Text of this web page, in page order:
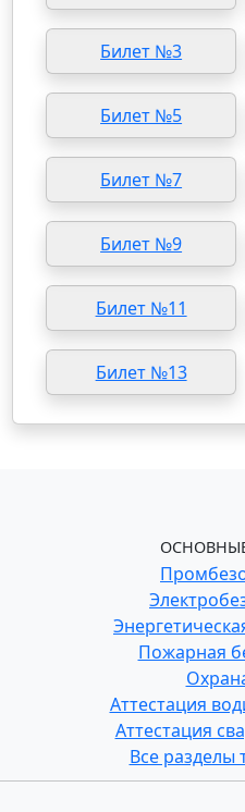
Билет №3
Билет №5
Билет №7
Билет №9
Билет №11
Билет №13
Пожарная
Аттестация
Аттестация
Все разделы